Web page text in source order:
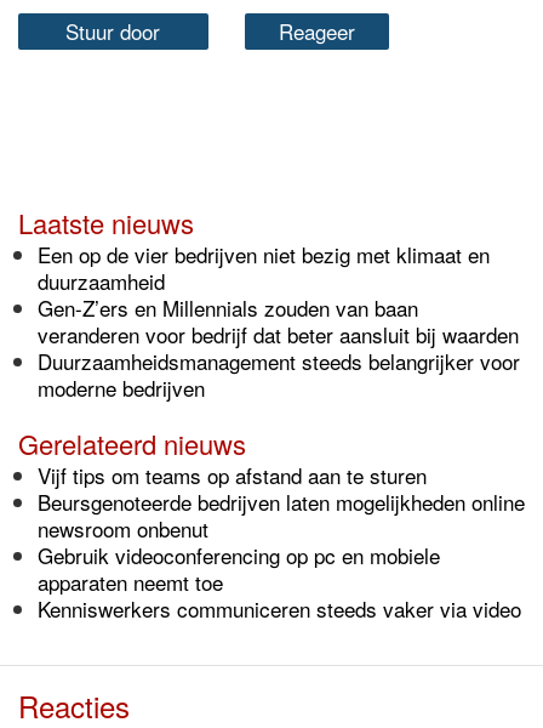
Stuur door Reageer
Laatste nieuws
Een op de vier bedrijven niet bezig met klimaat en
duurzaamheid
Gen-Z’ers en Millennials zouden van baan
veranderen voor bedrijf dat beter aansluit bij waarden
Duurzaamheidsmanagement steeds belangrijker voor
moderne bedrijven
Gerelateerd nieuws
Vijf tips om teams op afstand aan te sturen
Beursgenoteerde bedrijven laten mogelijkheden online
newsroom onbenut
Gebruik videoconferencing op pc en mobiele
apparaten neemt toe
Kenniswerkers communiceren steeds vaker via video
Reacties